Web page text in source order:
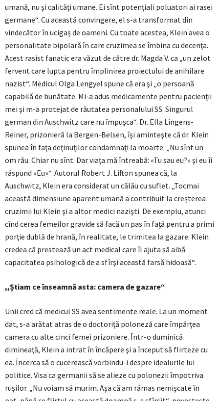
umană, nu şi calităţi umane. Ei sînt potenţiali poluatori ai rasei
germane“. Cu această convingere, el s-a transformat din
vindecător în ucigaş de oameni. Cu toate acestea, Klein avea o
personalitate bipolară în care cruzimea se îmbina cu decenţa.
Acest rasist fanatic era văzut de către dr. Magda V. ca „un zelot
fervent care lupta pentru împlinirea proiectului de anihilare
nazist“. Medicul Olga Lengyel spune că era şi „o persoană
capabilă de bunătate. Mi-a adus medicamente pentru pacienţii
mei şi m-a protejat de răutatea personalului SS. Singurul
german din Auschwitz care nu împuşca“. Dr. Ella Lingens-
Reiner, prizonieră la Bergen-Belsen, îşi aminteşte că dr. Klein
spunea în faţa deţinuţilor condamnaţi la moarte: „Nu sînt un
om rău. Chiar nu sînt. Dar viaţa mă întreabă: «Tu sau eu?» şi eu îi
răspund «Eu»“. Autorul Robert J. Lifton spunea că, la
Auschwitz, Klein era considerat un călău cu suflet. „Tocmai
această dimensiune aparent umană a contribuit la creşterea
cruzimii lui Klein şi a altor medici nazişti. De exemplu, atunci
cînd cerea femeilor gravide să facă un pas în faţă pentru a primi
porţie dublă de hrană, în realitate, le trimitea la gazare. Klein
credea că prestează un act medical care îl ajuta să aibă
capacitatea psihologică de a sfîrşi această farsă hidoasă“.
,,Ştiam ce înseamnă asta: camera de gazare“
Unii cred că medicul SS avea sentimente reale. La un moment
dat, s-a arătat atras de o doctoriţă poloneză care împărţea
camera cu alte cinci femei prizoniere. Într-o duminică
dimineaţă, Klein a intrat în încăpere şi a început să flirteze cu
ea. Încerca să o cucerească vorbindu-i despre idealurile lui
politice. Visa ca germanii să se alieze cu polonezii împotriva
ruşilor. „Nu voiam să murim. Aşa că am rămas nemişcate în